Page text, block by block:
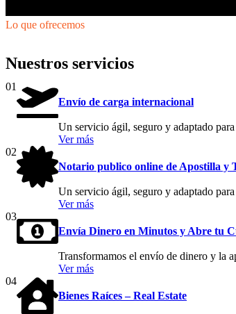
Lo que ofrecemos
Nuestros servicios
01
Envío de carga internacional
Un servicio ágil, seguro y adaptado
Ver más
02
Notario publico online de Apostilla y
Un servicio ágil, seguro y adaptado
Ver más
03
Envía Dinero en Minutos y Abre tu
Transformamos el envío de dinero y la
Ver más
04
Bienes Raíces – Real Estate